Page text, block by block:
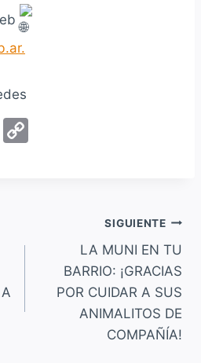
E
SIGUIENTE
LA MUNI EN TU
BARRIO: ¡GRACIAS
POR CUIDAR A SUS
ANIMALITOS DE
COMPAÑÍA!